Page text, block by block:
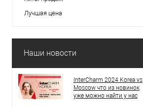
Лучшая цена
Наши новости
InterCharm 2024 Korea vs
Moscow что из новинок
уже можно найти у нас